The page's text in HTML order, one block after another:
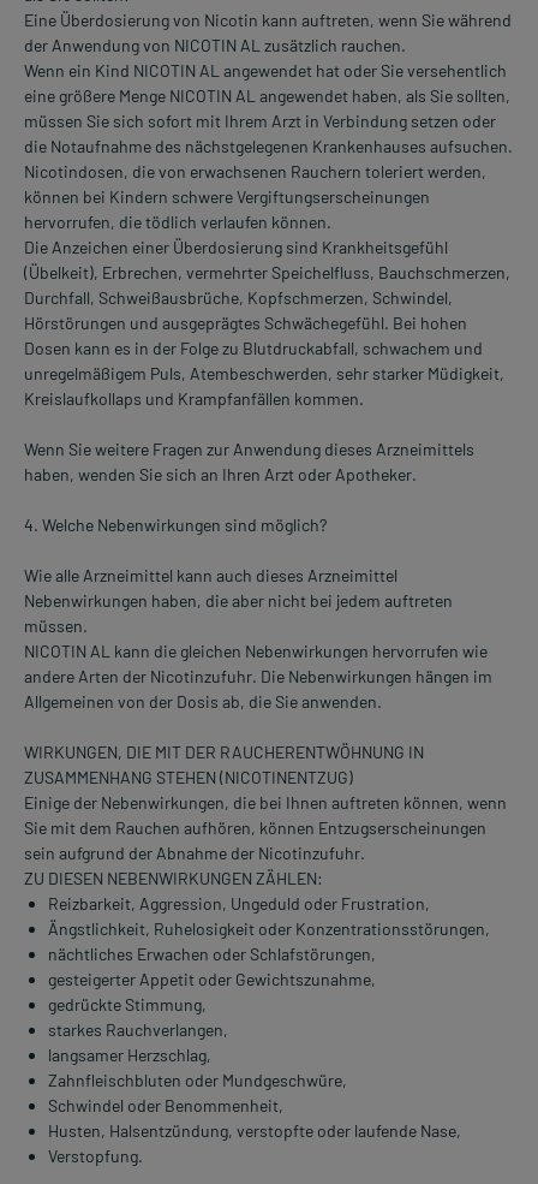
Eine Überdosierung von Nicotin kann auftreten, wenn Sie während
der Anwendung von NICOTIN AL zusätzlich rauchen.
Wenn ein Kind NICOTIN AL angewendet hat oder Sie versehentlich
eine größere Menge NICOTIN AL angewendet haben, als Sie sollten,
müssen Sie sich sofort mit Ihrem Arzt in Verbindung setzen oder
die Notaufnahme des nächstgelegenen Krankenhauses aufsuchen.
Nicotindosen, die von erwachsenen Rauchern toleriert werden,
können bei Kindern schwere Vergiftungserscheinungen
hervorrufen, die tödlich verlaufen können.
Die Anzeichen einer Überdosierung sind Krankheitsgefühl
(Übelkeit), Erbrechen, vermehrter Speichelfluss, Bauchschmerzen,
Durchfall, Schweißausbrüche, Kopfschmerzen, Schwindel,
Hörstörungen und ausgeprägtes Schwächegefühl. Bei hohen
Dosen kann es in der Folge zu Blutdruckabfall, schwachem und
unregelmäßigem Puls, Atembeschwerden, sehr starker Müdigkeit,
Kreislaufkollaps und Krampfanfällen kommen.
Wenn Sie weitere Fragen zur Anwendung dieses Arzneimittels
haben, wenden Sie sich an Ihren Arzt oder Apotheker.
4. Welche Nebenwirkungen sind möglich?
Wie alle Arzneimittel kann auch dieses Arzneimittel
Nebenwirkungen haben, die aber nicht bei jedem auftreten
müssen.
NICOTIN AL kann die gleichen Nebenwirkungen hervorrufen wie
andere Arten der Nicotinzufuhr. Die Nebenwirkungen hängen im
Allgemeinen von der Dosis ab, die Sie anwenden.
WIRKUNGEN, DIE MIT DER RAUCHERENTWÖHNUNG IN
ZUSAMMENHANG STEHEN (NICOTINENTZUG)
Einige der Nebenwirkungen, die bei Ihnen auftreten können, wenn
Sie mit dem Rauchen aufhören, können Entzugserscheinungen
sein aufgrund der Abnahme der Nicotinzufuhr.
ZU DIESEN NEBENWIRKUNGEN ZÄHLEN:
Reizbarkeit, Aggression, Ungeduld oder Frustration,
Ängstlichkeit, Ruhelosigkeit oder Konzentrationsstörungen,
nächtliches Erwachen oder Schlafstörungen,
gesteigerter Appetit oder Gewichtszunahme,
gedrückte Stimmung,
starkes Rauchverlangen,
langsamer Herzschlag,
Zahnfleischbluten oder Mundgeschwüre,
Schwindel oder Benommenheit,
Husten, Halsentzündung, verstopfte oder laufende Nase,
Verstopfung.